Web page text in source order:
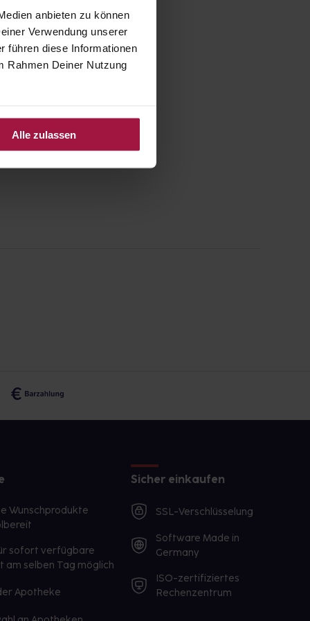
anbieten zu können
Verwendung unserer
führen diese Informationen
Rahmen Deiner Nutzung
Alle zulassen
Wunschprodukte
sofort verfügbare
am selben Tag möglich
Apotheke
Sicher einkaufen
SSL-Verschlüsselung
Software Made in
Germany
ISO-zertifiziertes
Rechenzentrum